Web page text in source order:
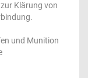
Klärung von
und Munition